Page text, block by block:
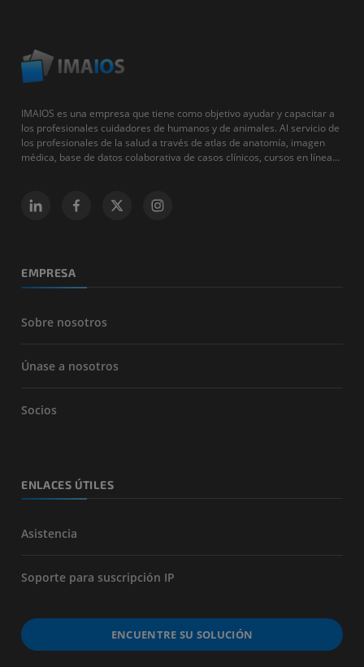
IMAIOS es una empresa que tiene como objetivo ayudar y capacitar a
los profesionales cuidadores de humanos y de animales. Al servicio de
los profesionales de la salud a través de atlas de anatomía, imagen
médica, base de datos colaborativa de casos clínicos, cursos en línea...
EMPRESA
Sobre nosotros
Únase a nosotros
Socios
ENLACES ÚTILES
Asistencia
Soporte para suscripción IP
ENCUENTRE SU SOLUCIÓN